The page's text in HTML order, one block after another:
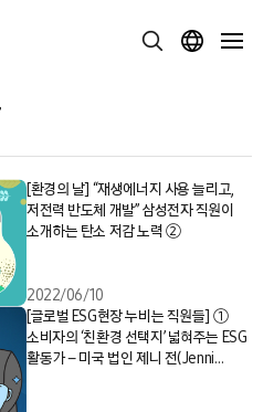
[환경의 날] “재생에너지 사용 늘리고,
저전력 반도체 개발” 삼성전자 직원이
소개하는 탄소 저감 노력 ②
2022/06/10
[글로벌 ESG현장 누비는 직원들] ①
소비자의 ‘친환경 선택지’ 넓혀주는 ESG
활동가 – 미국 법인 제니 전(Jenni